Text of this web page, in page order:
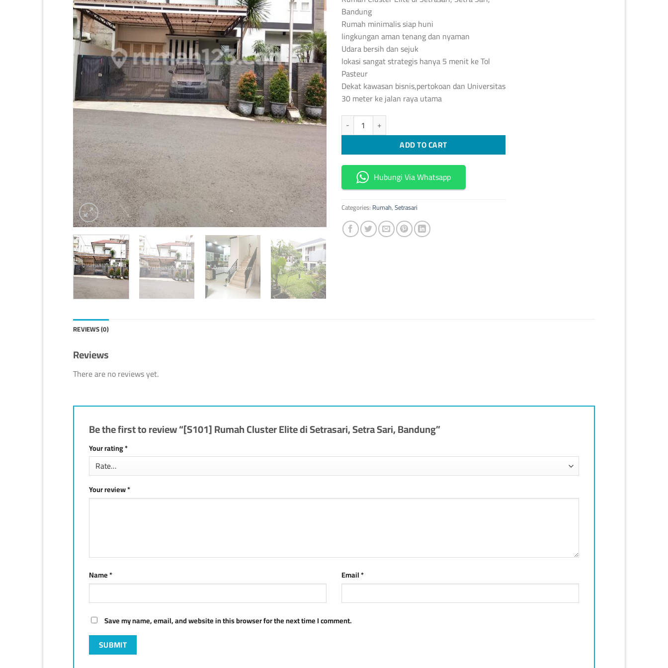
Bandung
Rumah minimalis siap huni
lingkungan aman tenang dan nyaman
Udara bersih dan sejuk
lokasi sangat strategis hanya 5 menit ke Tol
Pasteur
Dekat kawasan bisnis,pertokoan dan Universitas
30 meter ke jalan raya utama
[S101] Rumah Cluster Elite di Setrasari, Setra Sari, Bandung quantity
ADD TO CART
Hubungi Via Whatsapp
Categories: Rumah,Setrasari
REVIEWS (0)
Reviews
There are no reviews yet.
Be the first to review “[S101] Rumah Cluster Elite di Setrasari, Setra Sari, Bandung”
Your rating*
Your review*
Name* Email*
Save my name, email, and website in this browser for the next time I comment.